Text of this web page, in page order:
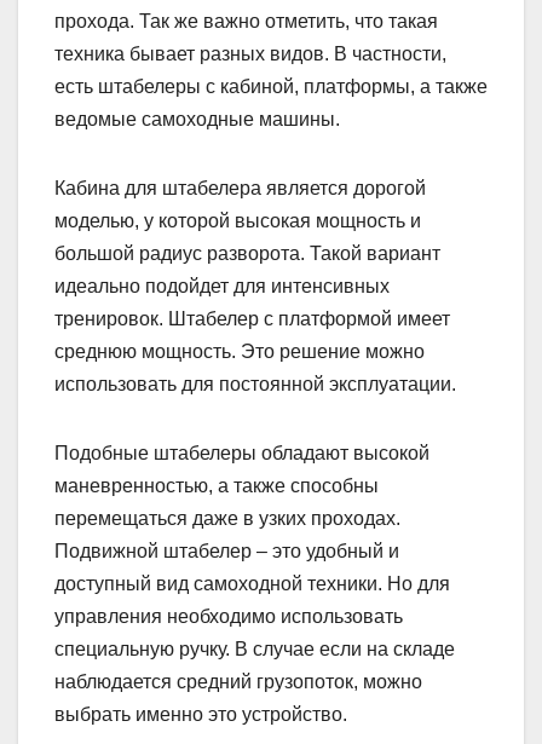
прохода. Так же важно отметить, что такая
техника бывает разных видов. В частности,
есть штабелеры с кабиной, платформы, а также
ведомые самоходные машины.
Кабина для штабелера является дорогой
моделью, у которой высокая мощность и
большой радиус разворота. Такой вариант
идеально подойдет для интенсивных
тренировок. Штабелер с платформой имеет
среднюю мощность. Это решение можно
использовать для постоянной эксплуатации.
Подобные штабелеры обладают высокой
маневренностью, а также способны
перемещаться даже в узких проходах.
Подвижной штабелер – это удобный и
доступный вид самоходной техники. Но для
управления необходимо использовать
специальную ручку. В случае если на складе
наблюдается средний грузопоток, можно
выбрать именно это устройство.